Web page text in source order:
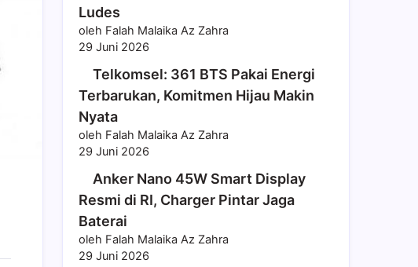
Ludes
oleh Falah Malaika Az Zahra
29 Juni 2026
Telkomsel: 361 BTS Pakai Energi
Terbarukan, Komitmen Hijau Makin
Nyata
oleh Falah Malaika Az Zahra
29 Juni 2026
Anker Nano 45W Smart Display
Resmi di RI, Charger Pintar Jaga
Baterai
oleh Falah Malaika Az Zahra
29 Juni 2026